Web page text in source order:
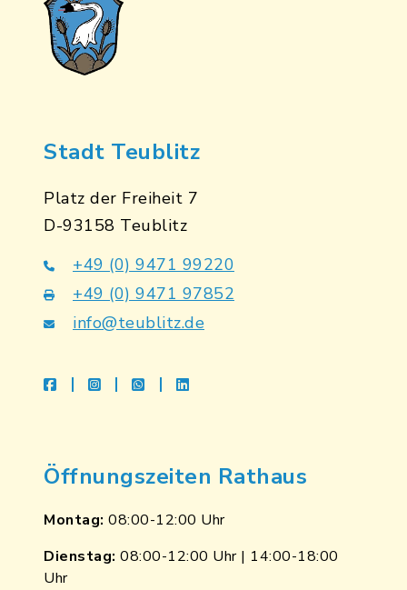
Stadt Teublitz
Platz der Freiheit 7
D-93158 Teublitz
+49 (0) 9471 99220
+49 (0) 9471 97852
info@teublitz.de
facebookinstagramwhatsapplinkedin
Öffnungszeiten Rathaus
Montag: 08:00-12:00 Uhr
Dienstag: 08:00-12:00 Uhr | 14:00-18:00
Uhr